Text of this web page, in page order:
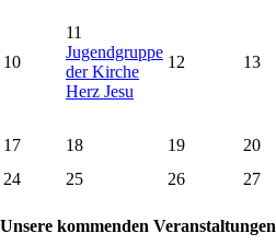
10
11
Jugendgruppe
der Kirche
Herz Jesu
12 13
17
18 19 20
24
25 26 27
Unsere kommenden Veranstaltungen